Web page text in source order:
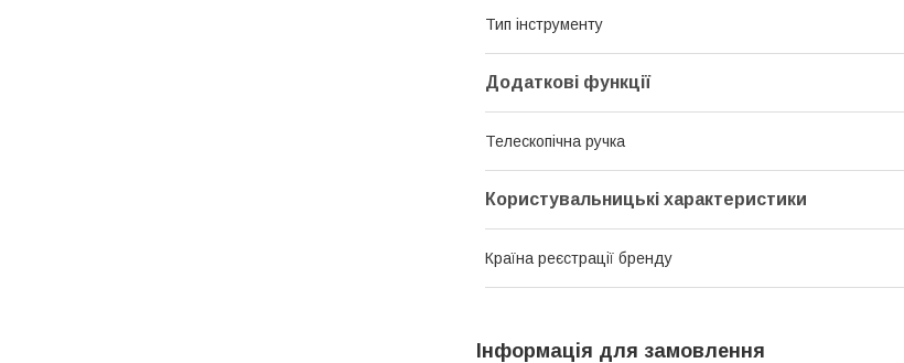
Тип інструменту
Додаткові функції
Телескопічна ручка
Користувальницькі характеристики
Країна реєстрації бренду
Інформація для замовлення